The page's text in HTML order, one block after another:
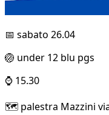
📅 sabato 26.04
🏐 under 12 blu pgs
⌚ 15.30
🗺️ palestra Mazzini